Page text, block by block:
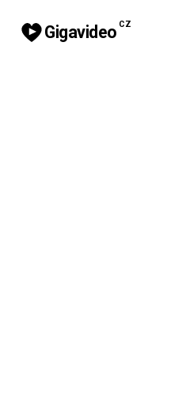
Gigavideo CZ